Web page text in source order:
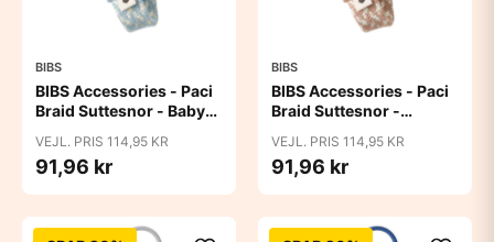
BIBS
BIBS Accessories - Paci
Braid Suttesnor - Baby
VEJL. PRIS 114,95 KR
91,96 kr
BIBS
BIBS Accessories - Paci
Braid Suttesnor -
VEJL. PRIS 114,95 KR
91,96 kr